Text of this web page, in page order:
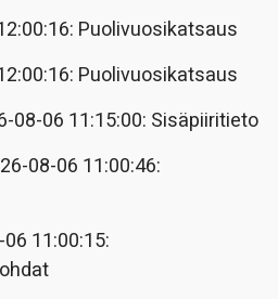
Puolivuosikatsaus
Puolivuosikatsaus
08-06 11:15:00: Sisäpiiritieto
08-06 11:00:46:
11:00:15: